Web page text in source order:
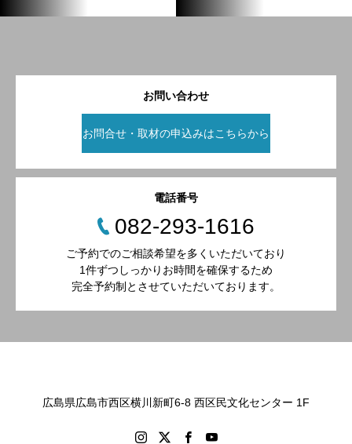
お問い合わせ
お問合せ・取材の申込みはこちらから
電話番号
082-293-1616
ご予約でのご相談希望を多くいただいており
1件ずつしっかりお時間を確保するため
完全予約制とさせていただいております。
広島県広島市西区横川新町6-8 西区民文化センター 1F